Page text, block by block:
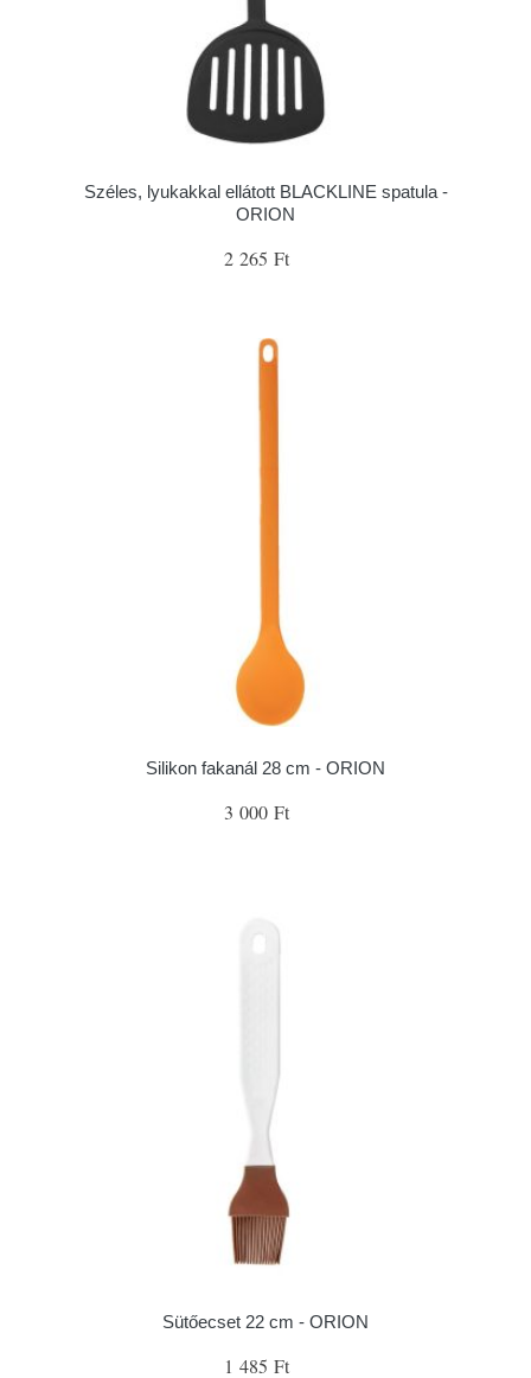
Széles, lyukakkal ellátott BLACKLINE spatula -
ORION
2 265 Ft
Silikon fakanál 28 cm - ORION
3 000 Ft
Sütőecset 22 cm - ORION
1 485 Ft